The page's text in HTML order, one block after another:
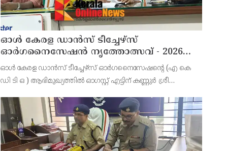
ഓൾ കേരള ഡാൻസ് ടീച്ചേഴ്സ്
ഓർഗനൈസേഷൻ നൃത്തോത്സവ് - 2026
എട്ടിന് കണ്ണൂരിൽ
ഓൾ കേരള ഡാൻസ് ടീച്ചേഴ്സ് ഓർഗനൈസേഷൻ്റെ (എ കെ
ഡി ടി ഒ ) ആഭിമുഖ്യത്തിൽ ഓഗസ്റ്റ് എട്ടിന് കണ്ണുർ ശ്രീ
നടത്തുമെന്ന് സംഘാടകർ കണ്ണൂർ പ്രസ് ക്ളബ്ബിൽ വാർത്താ
സമ